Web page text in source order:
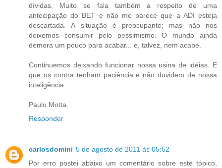
dívidas. Muito se fala também a respeito de uma
antecipação do BET e não me parece que a ADI esteja
descartada. A situação é preocupante; mas não nos
deixemos consumir pelo pessimismo. O mundo ainda
demora um pouco para acabar... e, talvez, nem acabe.
Continuemos deixando funcionar nossa usina de idéias. E
que os contra tenham paciência e não duvidem de nossa
inteligência.
Paulo Motta.
Responder
carlosdomini 5 de agosto de 2011 às 05:52
Por erro postei abaixo um comentário sobre este tópico,